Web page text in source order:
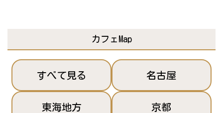
カフェMap
すべて見る 名古屋
東海地方 京都